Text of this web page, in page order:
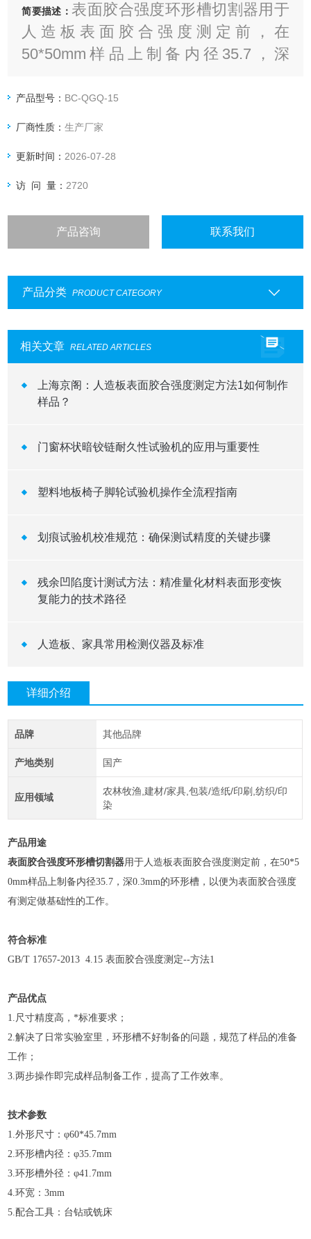
简要描述： 表面胶合强度环形槽切割器用于
人造板表面胶合强度测定前，在
50*50mm样品上制备内径35.7，深
有测定做基础性的工作。
产品型号： BC-QGQ-15
厂商性质：生产厂家
更新时间： 2026-07-28
访 问 量： 2720
产品咨询 联系我们
产品分类 PRODUCT CATEGORY
相关文章 RELATED ARTICLES
上海京阁：人造板表面胶合强度测定方法1如何制作
样品？
门窗杯状暗铰链耐久性试验机的应用与重要性
塑料地板椅子脚轮试验机操作全流程指南
划痕试验机校准规范：确保测试精度的关键步骤
残余凹陷度计测试方法：精准量化材料表面形变恢
复能力的技术路径
人造板、家具常用检测仪器及标准
详细介绍
品牌 其他品牌
产地类别 国产
应用领域
农林牧渔,建材/家具,包装/造纸/印刷,纺织/印
染
产品用途
表面胶合强度环形槽切割器用于人造板表面胶合强度测定前，在50*5
0mm样品上制备内径35.7，深0.3mm的环形槽，以便为表面胶合强度
有测定做基础性的工作。
符合标准
GB/T 17657-2013 4.15 表面胶合强度测定--方法1
产品优点
1.尺寸精度高，*标准要求；
2.解决了日常实验室里，环形槽不好制备的问题，规范了样品的准备
工作；
3.两步操作即完成样品制备工作，提高了工作效率。
技术参数
1.外形尺寸：φ60*45.7mm
2.环形槽内径：φ35.7mm
3.环形槽外径：φ41.7mm
4.环宽：3mm
5.配合工具：台钻或铣床